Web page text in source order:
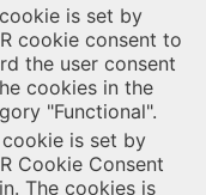
is set by
cookie consent to
the user consent
cookies in the
"Functional".
is set by
Cookie Consent
The cookies is